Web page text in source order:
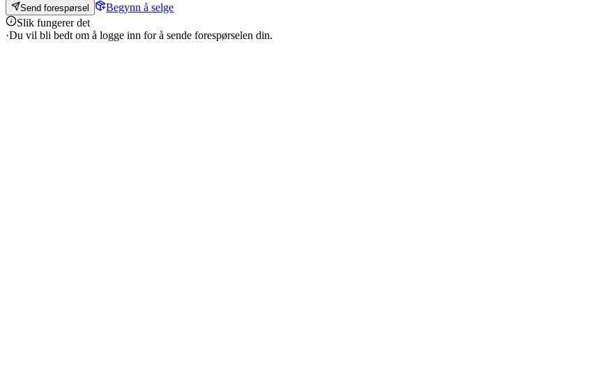
Send forespørsel
Begynn å selge
Slik fungerer det
·Du vil bli bedt om å logge inn for å sende forespørselen din.